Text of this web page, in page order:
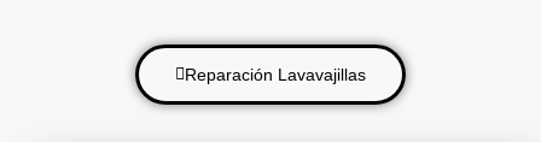
Reparación Lavavajillas